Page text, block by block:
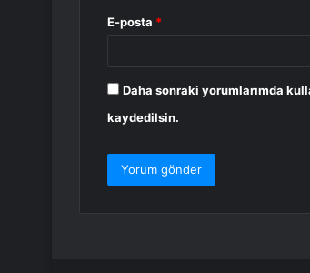
E-posta *
Daha sonraki yorumlarımda
kaydedilsin.